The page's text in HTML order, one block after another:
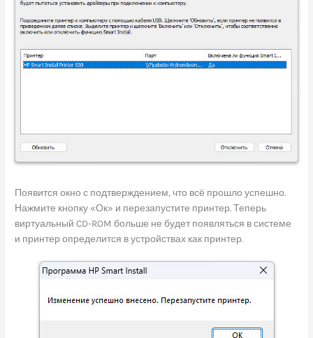
Появится окно с подтверждением, что всё прошло успешно.
Нажмите кнопку «Ок» и перезапустите принтер. Теперь
виртуальный CD-ROM больше не будет появляться в системе
и принтер определится в устройствах как принтер.